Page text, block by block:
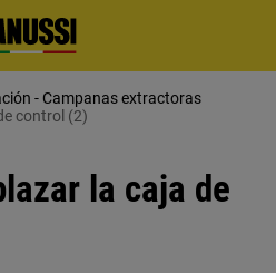
- Campanas extractoras
control (2)
la caja de